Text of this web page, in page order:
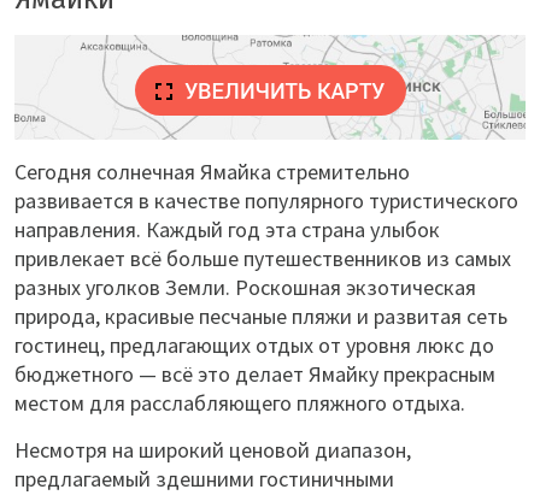
Сегодня солнечная Ямайка стремительно
развивается в качестве популярного туристического
направления. Каждый год эта страна улыбок
привлекает всё больше путешественников из самых
разных уголков Земли. Роскошная экзотическая
природа, красивые песчаные пляжи и развитая сеть
гостинец, предлагающих отдых от уровня люкс до
бюджетного — всё это делает Ямайку прекрасным
местом для расслабляющего пляжного отдыха.
Несмотря на широкий ценовой диапазон,
предлагаемый здешними гостиничными